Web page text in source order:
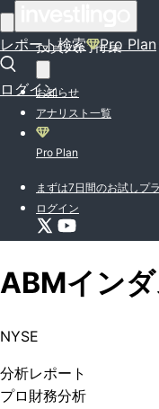
レポート検索 Pro Plan
ログイン
投資入門特集
お知らせ
アナリスト一覧
Pro Plan
まずは7日間のお試しプ
ログイン
ABMイン
NYSE
分析レポート
プロ 財務分析